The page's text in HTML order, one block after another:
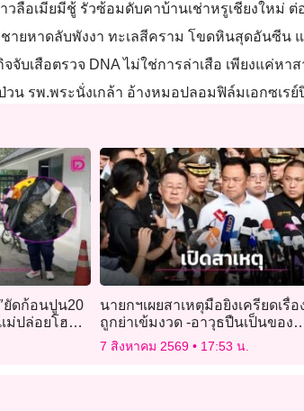
ลือเมียมีชู้ รัวซ้อมดับคาบ้านเช่าหรูเชียงใหม่ ต่
ชายหาดลับพังงา ทะเลสีคราม โขดหินสุดอันซีน
จจับเสือตรวจ DNA ไม่ใช่การล่าเสือ เพียงแค่ห
น รพ.พระนั่งเกล้า อ้างหมอปลอมฟิล์มเอกซเรย์
ยัดก้อนปูน20
ม่ปล่อยโฮ
นายกฯเผยสาเหตุมือยิงเครียดเรื่อ
ถูกย่าเข้มงวด -อาวุธปืนเป็นของ
ปู่ เตรียมการมาอย่างดี
7 สิงหาคม 2569 17:53 น.